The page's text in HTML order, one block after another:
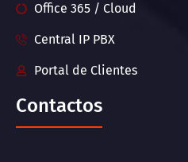
Office 365 / Cloud
Central IP PBX
Portal de Clientes
Contactos